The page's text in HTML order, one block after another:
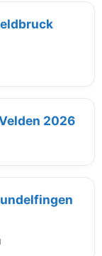
2026